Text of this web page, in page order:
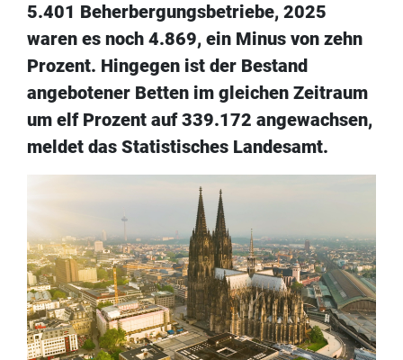
5.401 Beherbergungsbetriebe, 2025
waren es noch 4.869, ein Minus von zehn
Prozent. Hingegen ist der Bestand
angebotener Betten im gleichen Zeitraum
um elf Prozent auf 339.172 angewachsen,
meldet das Statistisches Landesamt.